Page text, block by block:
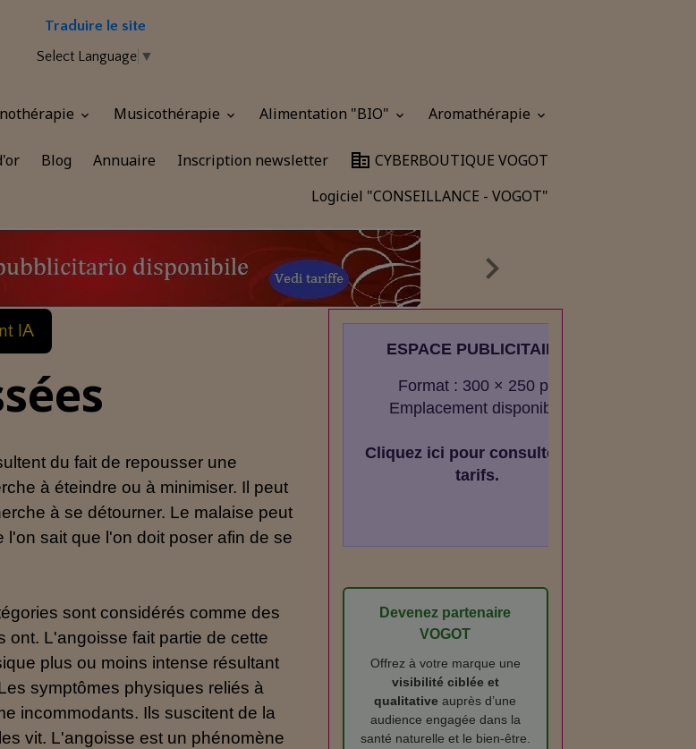
Traduire le site
Select Language ▼
Musicothérapie Alimentation "BIO" Aromathérapie
Blog Annuaire Inscription newsletter
CYBERBOUTIQUE VOGOT
Logiciel "CONSEILLANCE - VOGOT"
IA
du fait de repousser une
à éteindre ou à minimiser. Il peut
à se détourner. Le malaise peut
sait que l'on doit poser afin de se
sont considérés comme des
ont. L'angoisse fait partie de cette
plus ou moins intense résultant
symptômes physiques reliés à
incommodants. Ils suscitent de la
vit. L'angoisse est un phénomène
ESPACE PUBLICITAIRE
Format : 300 × 250 px
Emplacement disponible
Cliquez ici pour consulter les
tarifs.
Devenez partenaire
VOGOT
Offrez à votre marque une
visibilité ciblée et
qualitative auprès d’une
audience engagée dans la
santé naturelle et le bien‑être.